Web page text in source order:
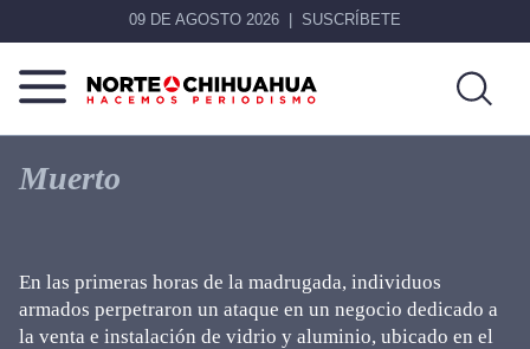
09 DE AGOSTO 2026 SUSCRÍBETE
Norte
De
Chihuahua
Más
que
noticias,
Muerto
En las primeras horas de la madrugada, individuos
armados perpetraron un ataque en un negocio dedicado a
la venta e instalación de vidrio y aluminio, ubicado en el